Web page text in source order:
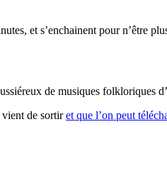
et s’enchainent pour n’être
de musiques folkloriques
de sortiret que l’on peut